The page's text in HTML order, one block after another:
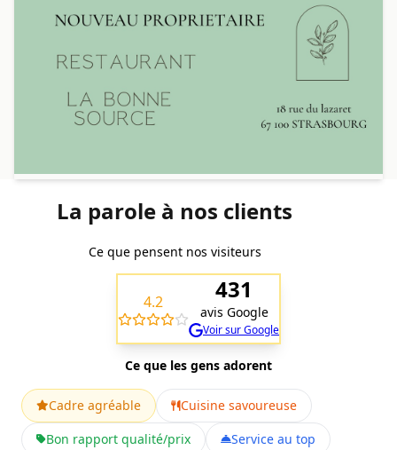
La parole à nos clients
Ce que pensent nos visiteurs
4.2 431
avis Google
Voir sur Google
Ce que les gens adorent
Cadre agréable
Cuisine savoureuse
Bon rapport qualité/prix
Service au top